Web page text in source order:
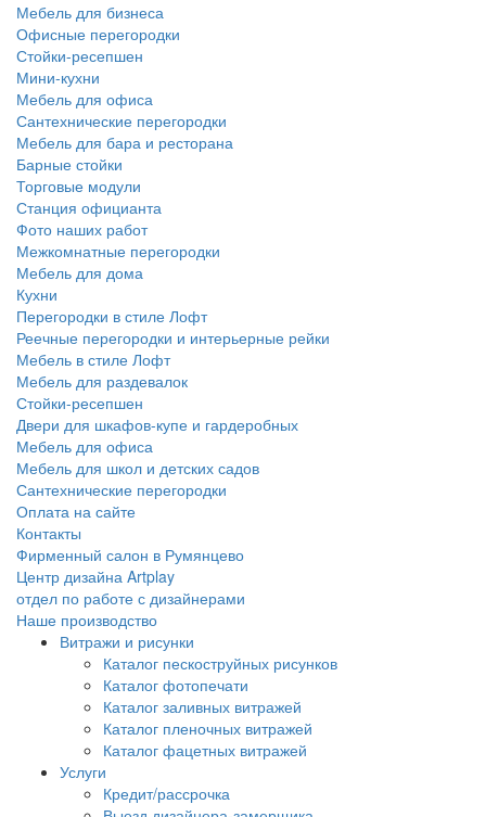
Мебель для бизнеса
Офисные перегородки
Стойки-ресепшен
Мини-кухни
Мебель для офиса
Сантехнические перегородки
Мебель для бара и ресторана
Барные стойки
Торговые модули
Станция официанта
Фото наших работ
Межкомнатные перегородки
Мебель для дома
Кухни
Перегородки в стиле Лофт
Реечные перегородки и интерьерные рейки
Мебель в стиле Лофт
Мебель для раздевалок
Стойки-ресепшен
Двери для шкафов-купе и гардеробных
Мебель для офиса
Мебель для школ и детских садов
Сантехнические перегородки
Оплата на сайте
Контакты
Фирменный салон в Румянцево
Центр дизайна Artplay
отдел по работе с дизайнерами
Наше производство
Витражи и рисунки
Каталог пескоструйных рисунков
Каталог фотопечати
Каталог заливных витражей
Каталог пленочных витражей
Каталог фацетных витражей
Услуги
Кредит/рассрочка